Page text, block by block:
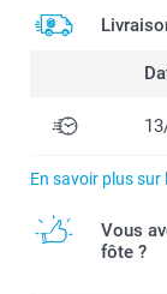
En savoir plus
Vous
fôte ?